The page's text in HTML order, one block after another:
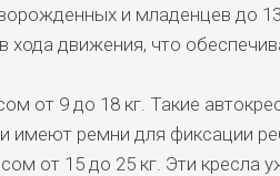
и младенцев до 13
хода движения, что
от 9 до 18 кг. Такие
имеют ремни для фиксации
от 15 до 25 кг. Эти кресла